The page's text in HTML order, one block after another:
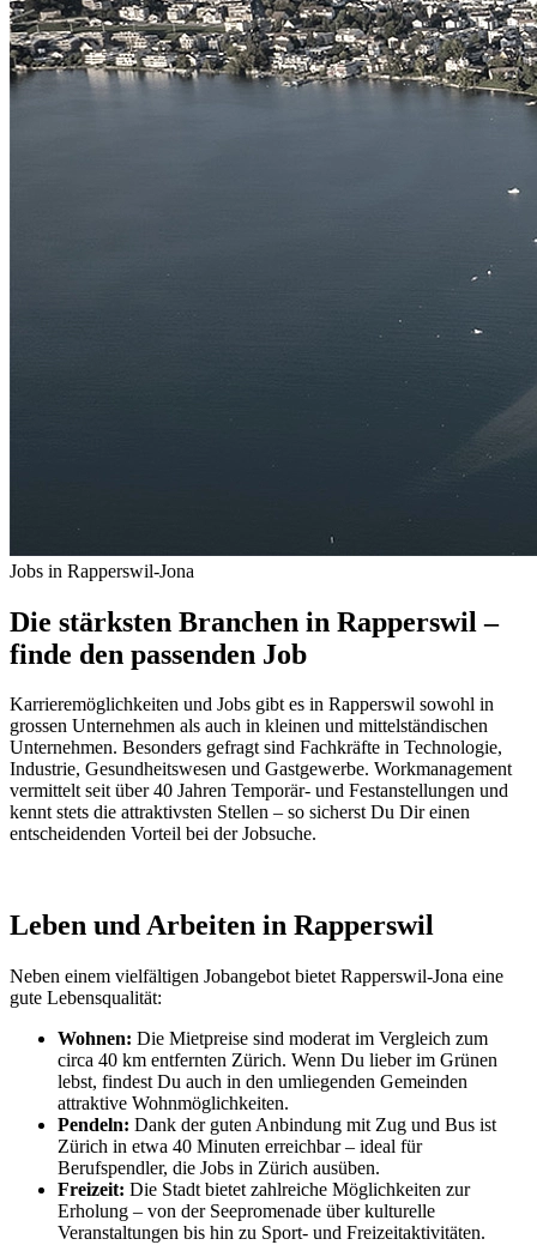
Jobs in Rapperswil-Jona
Die stärksten Branchen in Rapperswil –
finde den passenden Job
Karrieremöglichkeiten und Jobs gibt es in Rapperswil sowohl in
grossen Unternehmen als auch in kleinen und mittelständischen
Unternehmen. Besonders gefragt sind Fachkräfte in Technologie,
Industrie, Gesundheitswesen und Gastgewerbe. Workmanagement
vermittelt seit über 40 Jahren Temporär- und Festanstellungen und
kennt stets die attraktivsten Stellen – so sicherst Du Dir einen
entscheidenden Vorteil bei der Jobsuche.
Leben und Arbeiten in Rapperswil
Neben einem vielfältigen Jobangebot bietet Rapperswil-Jona eine
gute Lebensqualität:
Wohnen: Die Mietpreise sind moderat im Vergleich zum
circa 40 km entfernten Zürich. Wenn Du lieber im Grünen
lebst, findest Du auch in den umliegenden Gemeinden
attraktive Wohnmöglichkeiten.
Pendeln: Dank der guten Anbindung mit Zug und Bus ist
Zürich in etwa 40 Minuten erreichbar – ideal für
Berufspendler, die Jobs in Zürich ausüben.
Freizeit: Die Stadt bietet zahlreiche Möglichkeiten zur
Erholung – von der Seepromenade über kulturelle
Veranstaltungen bis hin zu Sport- und Freizeitaktivitäten.